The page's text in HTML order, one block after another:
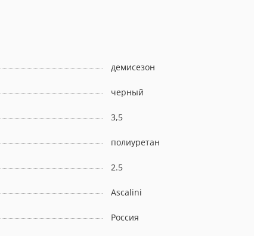
демисезон
черный
3,5
полиуретан
2.5
Ascalini
Россия